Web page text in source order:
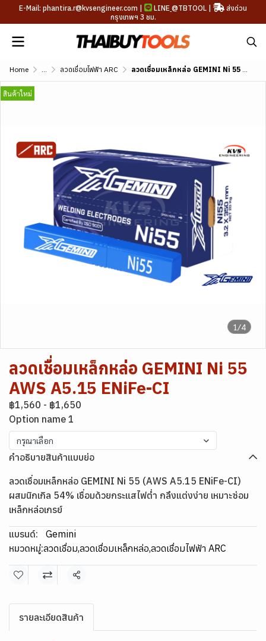
E-Mail: phantira.r@kvsengineer.com | LINE @TBTOOL |
ส่งด่วน
กรุงเทพฯ 3 ชม.
Home ... ลวดเชื่อมไฟฟ้า ARC ลวดเชื่อมเหล็กหล่อ GEMINI Ni 55 AWS A5.15 ENiFe-CI
1/4
สินค้าใหม่
ลวดเชื่อมเหล็กหล่อ GEMINI Ni 55
AWS A5.15 ENiFe-CI
฿1,560 - ฿1,650
Option name 1
กรุณาเลือก
คำอธิบายสินค้าแบบย่อ
ลวดเชื่อมเหล็กหล่อ GEMINI Ni 55 (AWS A5.15 ENiFe-CI)
ผสมนิกเกิล 54% เชื่อมด้วยกระแสไฟต่ำ กลึงแต่งง่าย เหมาะซ่อม
เหล็กหล่อเกรย์
แบรนด์:
Gemini
หมวดหมู่:ลวดเชื่อม,ลวดเชื่อมเหล็กหล่อ,ลวดเชื่อมไฟฟ้า ARC
แชร์
รายละเอียดสินค้า